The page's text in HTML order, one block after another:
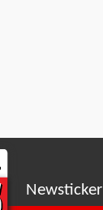
Newsticker